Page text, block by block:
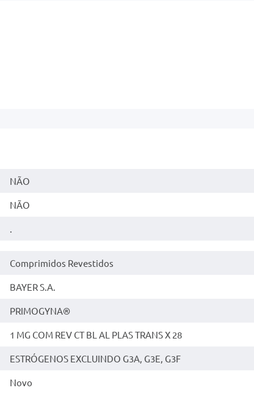
NÃO
NÃO
Comprimidos Revestidos
BAYER S.A.
PRIMOGYNA®
1 MG COM REV CT BL AL PLAS TRANS X 28
ESTRÓGENOS EXCLUINDO G3A, G3E, G3F
Novo